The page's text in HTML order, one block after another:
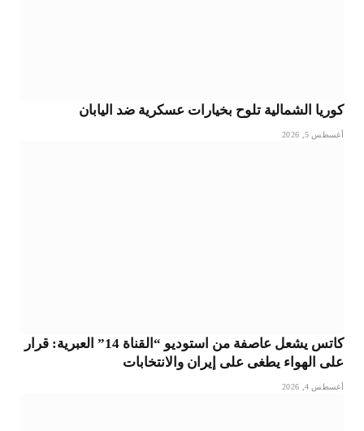
كوريا الشمالية تلوح بخيارات عسكرية ضد اليابان
أغسطس 5, 2026
كاتس يشعل عاصفة من استوديو “القناة 14” العبرية: قرار
على الهواء يطغى على إيران والانتخابات
أغسطس 4, 2026